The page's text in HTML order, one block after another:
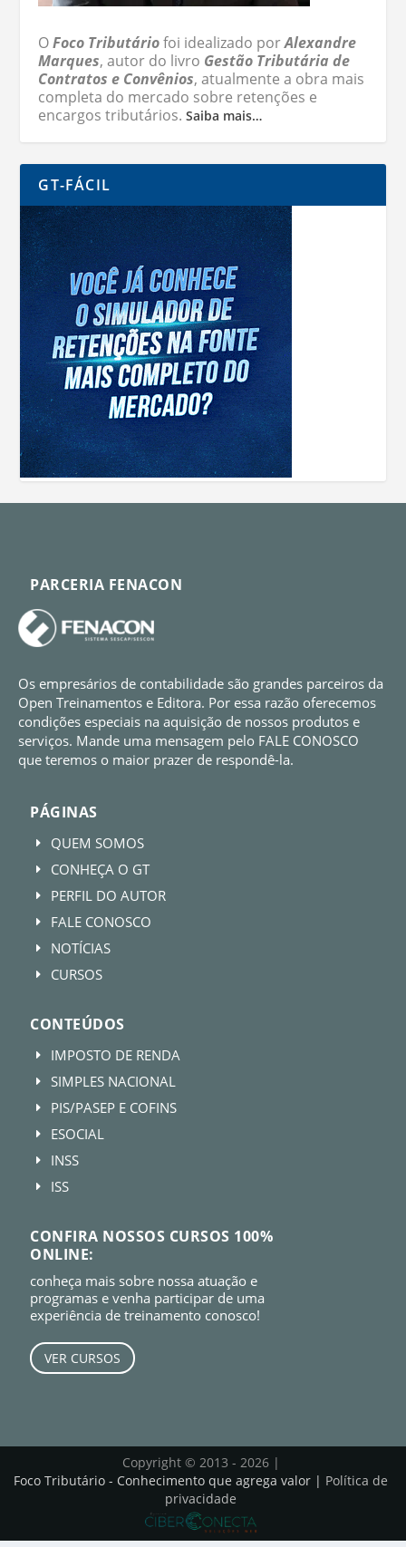
OFoco Tributáriofoi idealizado porAlexandre
Marques, autor do livro Gestão Tributária de
Contratos e Convênios, atualmente a obra mais
completa do mercado sobre retenções e
encargos tributários.Saiba mais…
GT-FÁCIL
PARCERIA FENACON
Os empresários de contabilidade são grandes parceiros da
Open Treinamentos e Editora. Por essa razão oferecemos
condições especiais na aquisição de nossos produtos e
serviços. Mande uma mensagem pelo FALE CONOSCO
que teremos o maior prazer de respondê-la.
PÁGINAS
E QUEM SOMOS
E CONHEÇA O GT
E PERFIL DO AUTOR
E FALE CONOSCO
E NOTÍCIAS
E CURSOS
CONTEÚDOS
E IMPOSTO DE RENDA
E SIMPLES NACIONAL
E PIS/PASEP E COFINS
E ESOCIAL
E INSS
E ISS
CONFIRA NOSSOS CURSOS 100%
ONLINE:
conheça mais sobre nossa atuação e
programas e venha participar de uma
experiência de treinamento conosco!
VER CURSOS
Copyright © 2013 - 2026 |
Foco Tributário - Conhecimento que agrega valor | Política de
privacidade